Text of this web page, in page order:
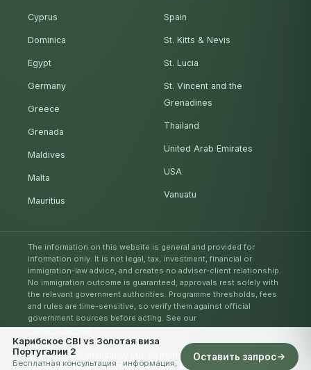
Карибское CBI vs Золотая виза
Португалии 2
Бесплатная консультация · информация,
Оставить запрос
Cyprus
Dominica
Egypt
Germany
Greece
Grenada
Maldives
Malta
Mauritius
Spain
St. Kitts & Nevis
St. Lucia
St. Vincent and the
Grenadines
Thailand
United Arab Emirates
USA
Vanuatu
The information on this website is general and provided for
information only. It is not legal, tax, investment, financial or
immigration-law advice, and creates no adviser-client relationship.
No immigration outcome is guaranteed; approvals rest solely with
the relevant government authorities. Programme thresholds, fees
and rules are time-sensitive, so verify them against official
government sources before acting. See our
Terms of Service
.
© Mirabello Consultancy Ltd. All rights reserved. 2026
Privacy PolicyTerms of Service EN DE RU